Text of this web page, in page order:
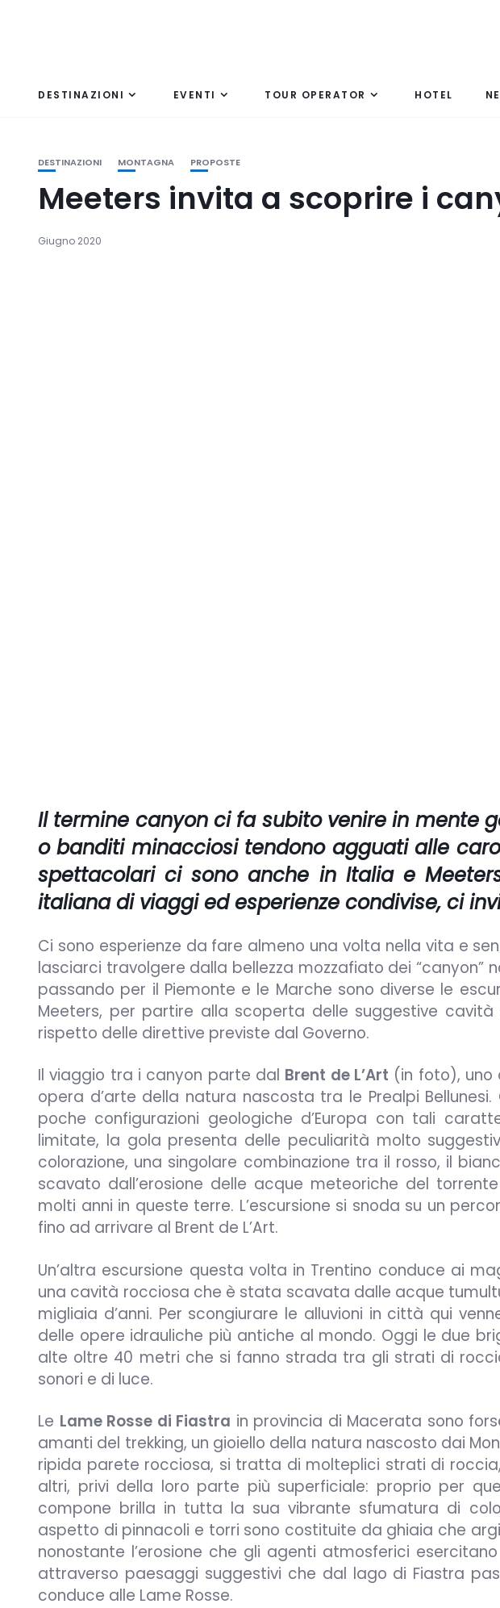
DESTINAZIONI EVENTI TOUR OPERATOR HOTEL
DESTINAZIONI MONTAGNA PROPOSTE
Meeters invita a scoprire i
Giugno 2020
Il termine canyonci fa subito venire in mente
o banditi minacciosi tendono agguati alle
spettacolari ci sono anche in Italia e
italiana di viaggi ed esperienze condivise, ci
Ci sono esperienze da fare almeno una volta nella vita e
lasciarci travolgere dalla bellezza mozzafiato dei “canyon”
passando per il Piemonte e le Marche sono diverse le
Meeters, per partire alla scoperta delle suggestive
rispetto delle direttive previste dal Governo.
Il viaggio tra i canyon parte dal Brent de L’Art (in foto), uno
opera d’arte della natura nascosta tra le Prealpi
poche configurazioni geologiche d’Europa con tali
limitate, la gola presenta delle peculiarità molto
colorazione, una singolare combinazione tra il rosso, il
scavato dall’erosione delle acque meteoriche del
molti anni in queste terre. L’escursione si snoda su un
fino ad arrivare al Brent de L’Art.
Un’altra escursione questa volta in Trentino conduce ai
una cavità rocciosa che è stata scavata dalle acque
migliaia d’anni. Per scongiurare le alluvioni in città qui
delle opere idrauliche più antiche al mondo. Oggi le due
alte oltre 40 metri che si fanno strada tra gli strati di
sonori e di luce.
Le Lame Rosse di Fiastra in provincia di Macerata sono
amanti del trekking, un gioiello della natura nascosto dai
ripida parete rocciosa, si tratta di molteplici strati di
altri, privi della loro parte più superficiale: proprio per
compone brilla in tutta la sua vibrante sfumatura di
aspetto di pinnacoli e torri sono costituite da ghiaia che
nonostante l’erosione che gli agenti atmosferici
attraverso paesaggi suggestivi che dal lago di Fiastra
conduce alle Lame Rosse.